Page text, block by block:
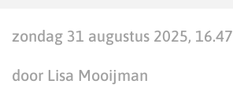
zondag 31 augustus 2025, 16.47
door Lisa Mooijman